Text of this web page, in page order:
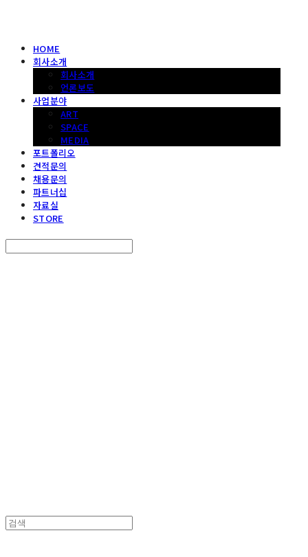
HOME
회사소개
회사소개
언론보도
사업분야
ART
SPACE
MEDIA
포트폴리오
견적문의
채용문의
파트너십
자료실
STORE